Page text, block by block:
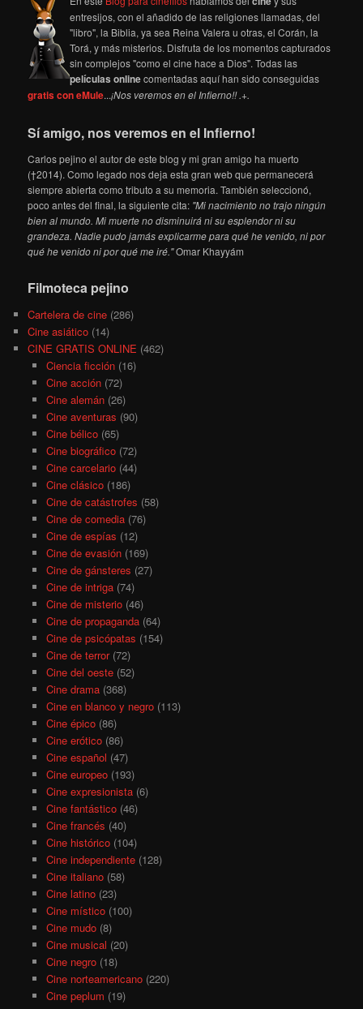
entresijos, con el añadido de las religiones llamadas, del
"libro", la Biblia, ya sea Reina Valera u otras, el Corán, la
Torá, y más misterios. Disfruta de los momentos capturados
sin complejos "como el cine hace a Dios". Todas las
películas onlinecomentadas aquí han sido conseguidas
gratis con eMule...¡Nos veremos en el Infierno!! .+.
Sí amigo, nos veremos en el Infierno!
Carlos pejino el autor de este blog y mi gran amigo ha muerto
(†2014). Como legado nos deja esta gran web que permanecerá
siempre abierta como tributo a su memoria. También seleccionó,
poco antes del final, la siguiente cita: "Mi nacimiento no trajo ningún
bien al mundo. Mi muerte no disminuirá ni su esplendor ni su
grandeza. Nadie pudo jamás explicarme para qué he venido, ni por
qué he venido ni por qué me iré."Omar Khayyám
Filmoteca pejino
Cartelera de cine (286)
Cine asiático (14)
CINE GRATIS ONLINE (462)
Ciencia ficción(16)
Cine acción(72)
Cine alemán(26)
Cine aventuras (90)
Cine bélico(65)
Cine biográfico(72)
Cine carcelario(44)
Cine clásico(186)
Cine de catástrofes (58)
Cine de comedia(76)
Cine de espías (12)
Cine de evasión(169)
Cine de gánsteres (27)
Cine de intriga(74)
Cine de misterio(46)
Cine de propaganda(64)
Cine de psicópatas (154)
Cine de terror(72)
Cine del oeste(52)
Cine drama(368)
Cine en blanco y negro(113)
Cine épico(86)
Cine erótico(86)
Cine español (47)
Cine europeo(193)
Cine expresionista(6)
Cine fantástico(46)
Cine francés (40)
Cine histórico(104)
Cine independiente(128)
Cine italiano(58)
Cine latino(23)
Cine místico(100)
Cine mudo(8)
Cine musical (20)
Cine negro(18)
Cine norteamericano(220)
Cine peplum (19)